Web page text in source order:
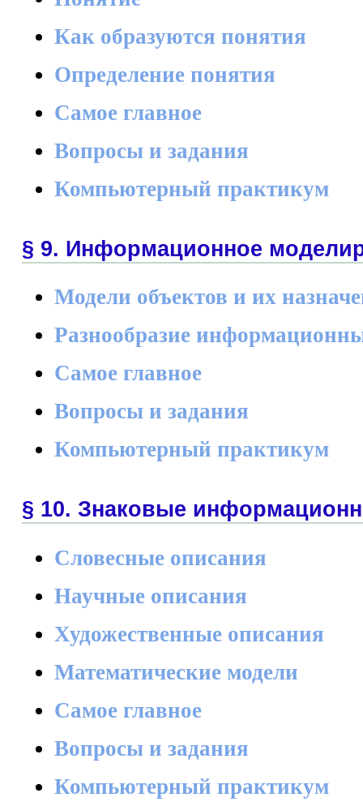
Как образуются понятия
Определение понятия
Самое главное
Вопросы и задания
Компьютерный практикум
§ 9. Информационное
Модели объектов и их
Разнообразие
Самое главное
Вопросы и задания
Компьютерный практикум
§ 10. Знаковые
Словесные описания
Научные описания
Художественные описания
Математические модели
Самое главное
Вопросы и задания
Компьютерный практикум